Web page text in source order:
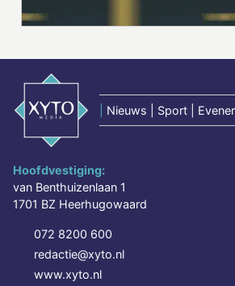
Nieuws | Sport |
Hoofdvestiging:
van Benthuizenlaan 1
1701 BZ Heerhugowaard
072 8200 600
redactie@xyto.nl
www.xyto.nl